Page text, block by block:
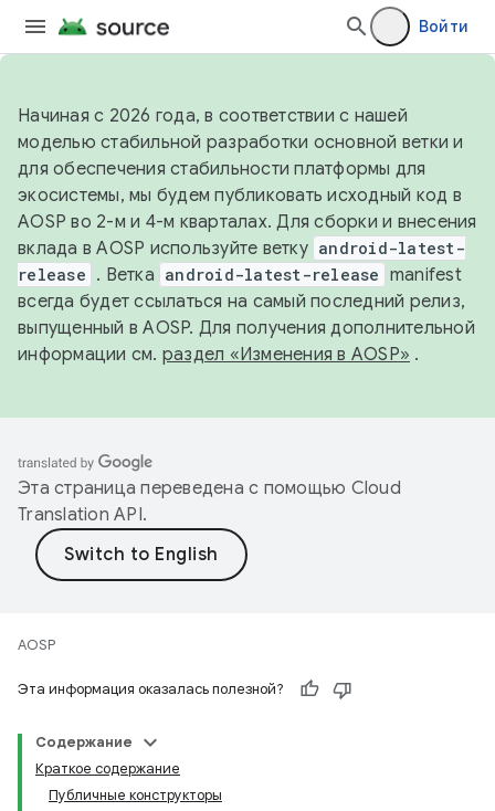
Войти
Начиная с 2026 года, в соответствии с нашей
моделью стабильной разработки основной ветки и
для обеспечения стабильности платформы для
экосистемы, мы будем публиковать исходный код в
AOSP во 2-м и 4-м кварталах. Для сборки и внесения
вклада в AOSP используйте ветку android-latest-
release . Ветка android-latest-release manifest
всегда будет ссылаться на самый последний релиз,
выпущенный в AOSP. Для получения дополнительной
информации см. раздел «Изменения в AOSP» .
Эта страница переведена с помощью Cloud
Translation API.
AOSP
Эта информация оказалась полезной?
Содержание
Краткое содержание
Публичные конструкторы